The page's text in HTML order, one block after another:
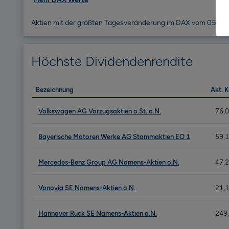
Aktien mit der größten Tagesveränderung im DAX vom
Höchste Dividendenrendite
Bezeichnung Akt.
Volkswagen AG Vorzugsaktien o.St. o.N.
Bayerische Motoren Werke AG Stammaktien EO 1
Mercedes-Benz Group AG Namens-Aktien o.N.
Vonovia SE Namens-Aktien o.N.
Hannover Rück SE Namens-Aktien o.N.